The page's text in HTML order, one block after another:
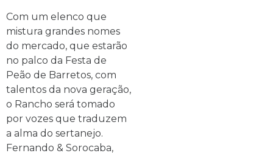
Com um elenco que
mistura grandes nomes
do mercado, que estarão
no palco da Festa de
Peão de Barretos, com
talentos da nova geração,
o Rancho será tomado
por vozes que traduzem
a alma do sertanejo.
Fernando & Sorocaba,